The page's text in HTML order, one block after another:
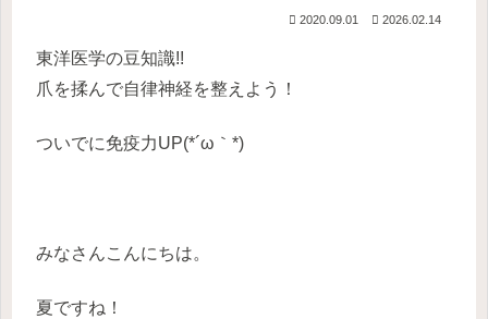
2020.09.01 2026.02.14
東洋医学の豆知識!!
爪を揉んで自律神経を整えよう！
ついでに免疫力UP(*´ω｀*)
みなさんこんにちは。
夏ですね！